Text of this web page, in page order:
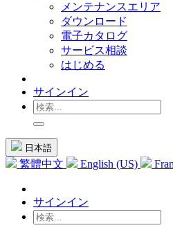
メンテナンスエリア
ダウンロード
電子カタログ
サービス相談
はじめる
サインイン
日本語
繁體中文 English (US)
サインイン